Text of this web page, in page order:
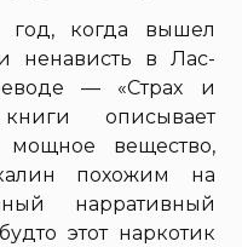
год, когда вышел
ненависть в Лас-
— «Страх и
описывает
мощное вещество,
похожим на
нарративный
этот наркотик